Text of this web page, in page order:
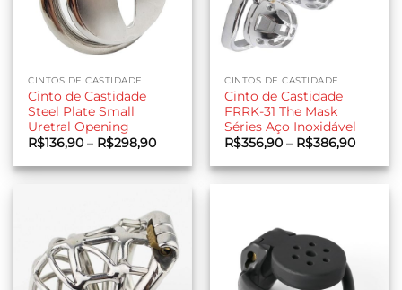
CINTOS DE CASTIDADE
Cinto de Castidade
Steel Plate Small
Uretral Opening
R$136,90 – R$298,90Faixa
preço:
R$136,90
CINTOS DE CASTIDADE
Cinto de Castidade
FRRK-31 The Mask
Séries Aço Inoxidável
R$356,90 – R$386,90Faixa
preço: